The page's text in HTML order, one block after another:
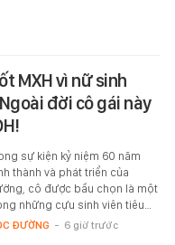
MXH vì nữ sinh
đời cô gái này
sự kiện kỷ niệm 60 năm
thành và phát triển của
cô được bầu chọn là một
những cựu sinh viên tiêu…
ĐƯỜNG - 6 giờ trước